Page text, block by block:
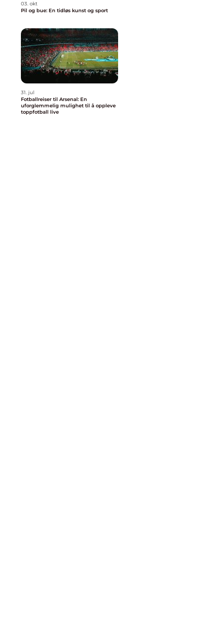
03. okt
Pil og bue: En tidløs kunst og sport
31. jul
Fotballreiser til Arsenal: En
uforglemmelig mulighet til å oppleve
toppfotball live